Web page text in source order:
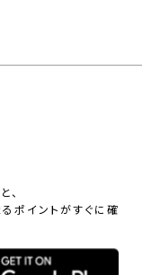
、
ポイントがすぐに確